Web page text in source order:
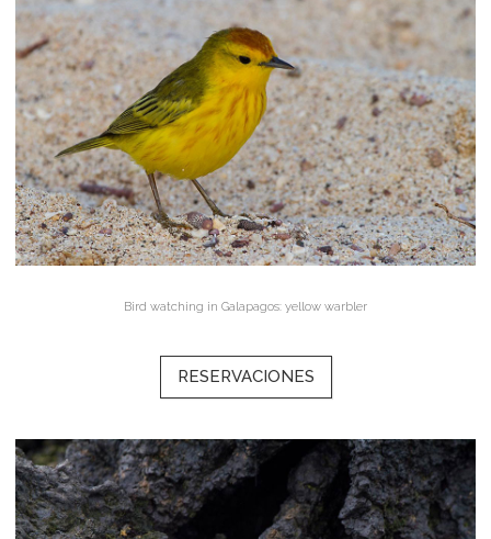
Bird watching in Galapagos: yellow warbler
RESERVACIONES